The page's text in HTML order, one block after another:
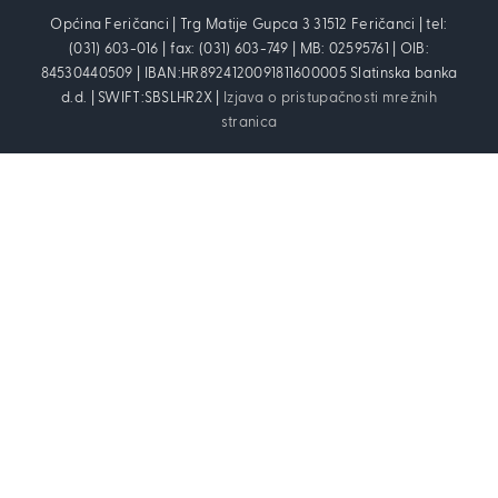
Općina Feričanci | Trg Matije Gupca 3 31512 Feričanci | tel:
(031) 603-016 | fax: (031) 603-749 | MB: 02595761 | OIB:
84530440509 | IBAN:HR8924120091811600005 Slatinska banka
d.d. | SWIFT:SBSLHR2X |
Izjava o pristupačnosti mrežnih
stranica